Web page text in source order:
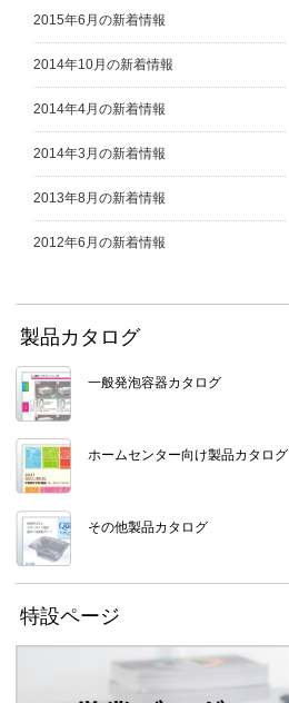
2015年6月の新着情報
2014年10月の新着情報
2014年4月の新着情報
2014年3月の新着情報
2013年8月の新着情報
2012年6月の新着情報
製品カタログ
一般発泡容器カタログ
ホームセンター向け製品カタログ
その他製品カタログ
特設ページ